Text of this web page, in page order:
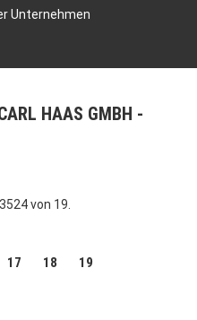
Unternehmen
HAAS GMBH
von 19.
17 18 19